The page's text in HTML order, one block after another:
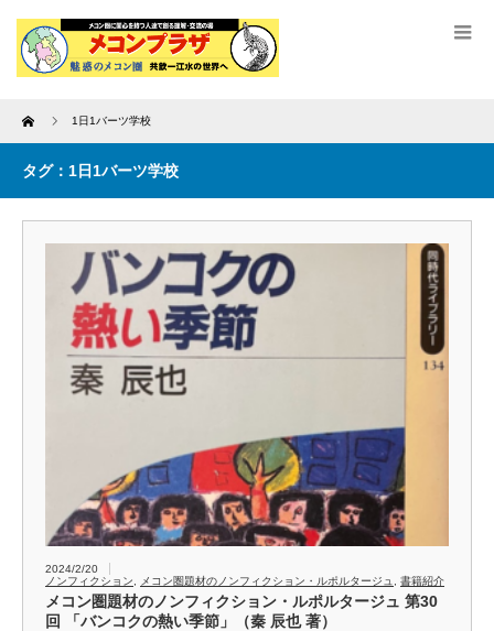
Home 1日1バーツ学校
タグ：1日1バーツ学校
2024/2/20
ノンフィクション
メコン圏題材のノンフィクション・ルポルタージュ 書籍紹介
メコン圏題材のノンフィクション・ルポルタージュ 第30
回 「バンコクの熱い季節」（秦 辰也 著）